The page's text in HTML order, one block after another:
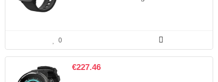
0
€227.46